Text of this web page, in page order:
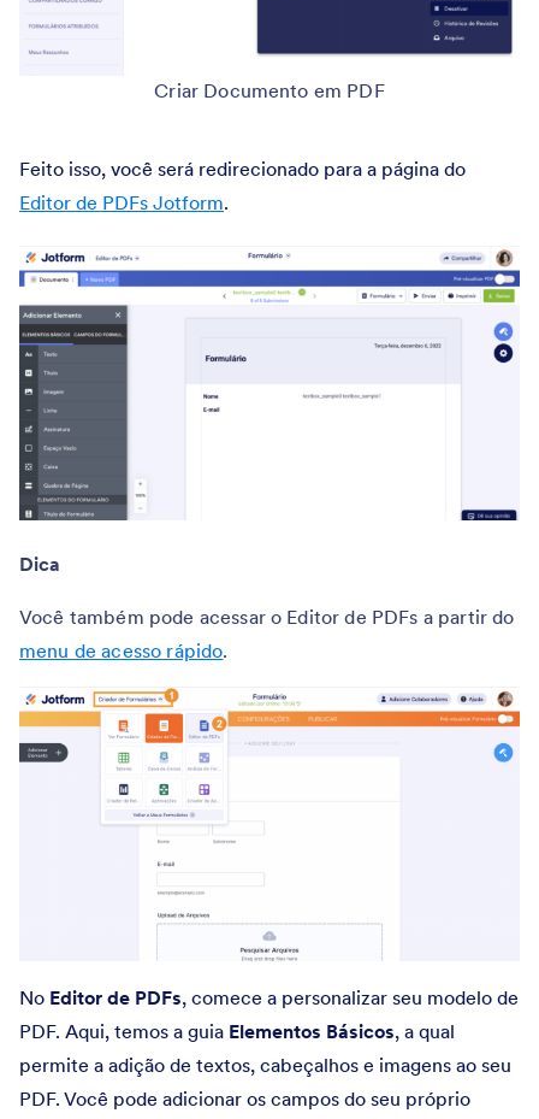
Criar Documento em PDF
Feito isso, você será redirecionado para a página do
Editor de PDFs Jotform.
Dica
Você também pode acessar o Editor de PDFs a partir do
menu de acesso rápido.
No Editor de PDFs, comece a personalizar seu modelo de
PDF. Aqui, temos a guia Elementos Básicos, a qual
permite a adição de textos, cabeçalhos e imagens ao seu
PDF. Você pode adicionar os campos do seu próprio